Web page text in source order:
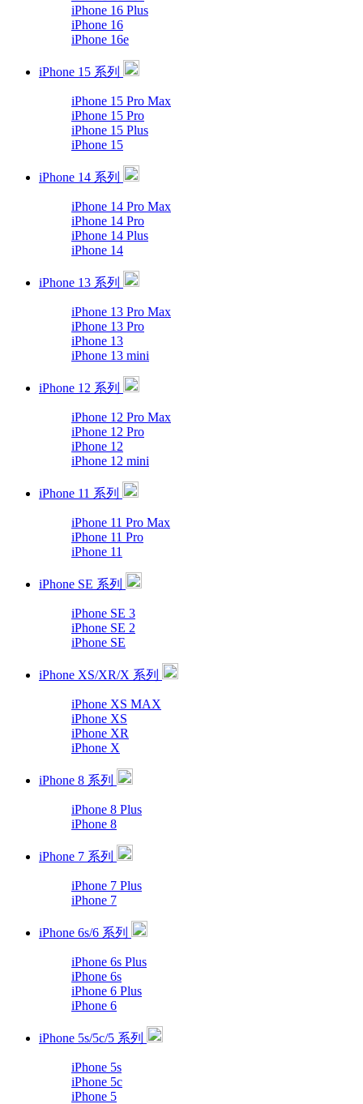
iPhone 16 Plus
iPhone 16
iPhone 16e
iPhone 15 系列
iPhone 15 Pro Max
iPhone 15 Pro
iPhone 15 Plus
iPhone 15
iPhone 14 系列
iPhone 14 Pro Max
iPhone 14 Pro
iPhone 14 Plus
iPhone 14
iPhone 13 系列
iPhone 13 Pro Max
iPhone 13 Pro
iPhone 13
iPhone 13 mini
iPhone 12 系列
iPhone 12 Pro Max
iPhone 12 Pro
iPhone 12
iPhone 12 mini
iPhone 11 系列
iPhone 11 Pro Max
iPhone 11 Pro
iPhone 11
iPhone SE 系列
iPhone SE 3
iPhone SE 2
iPhone SE
iPhone XS/XR/X 系列
iPhone XS MAX
iPhone XS
iPhone XR
iPhone X
iPhone 8 系列
iPhone 8 Plus
iPhone 8
iPhone 7 系列
iPhone 7 Plus
iPhone 7
iPhone 6s/6 系列
iPhone 6s Plus
iPhone 6s
iPhone 6 Plus
iPhone 6
iPhone 5s/5c/5 系列
iPhone 5s
iPhone 5c
iPhone 5